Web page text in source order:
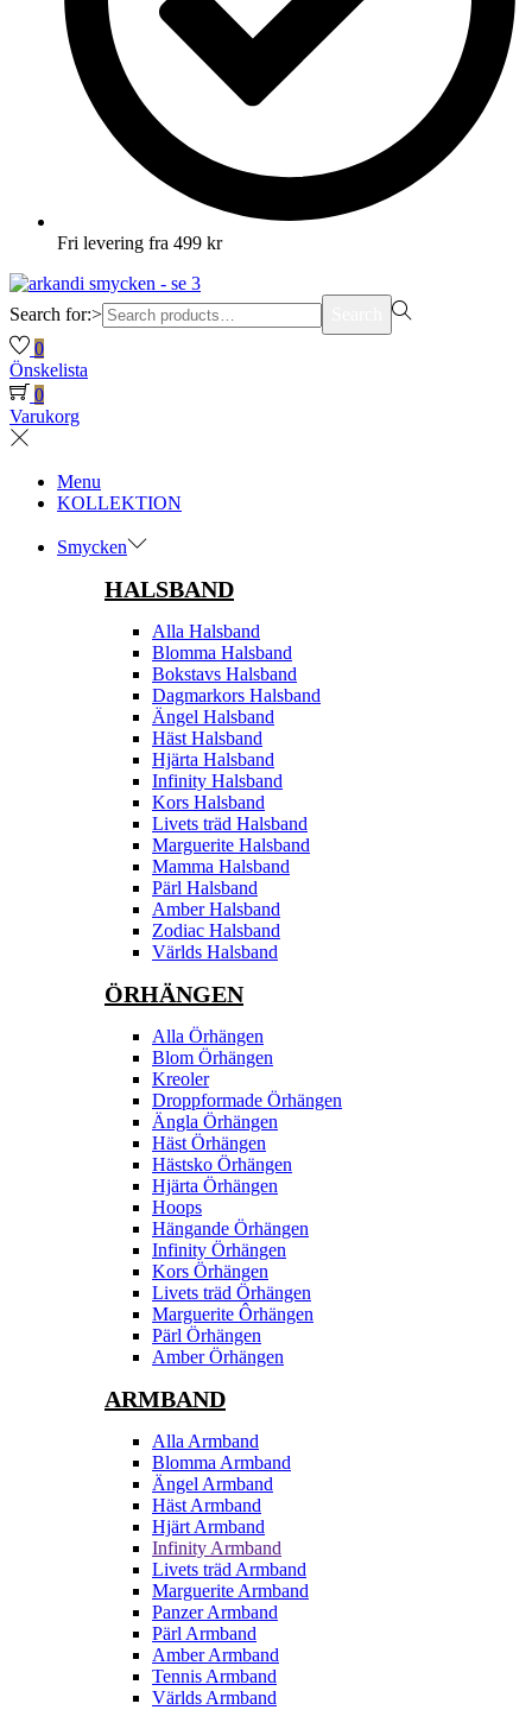
Fri levering fra 499 kr
Search for:>
0
Önskelista
0
Varukorg
Menu
KOLLEKTION
Smycken
HALSBAND
Alla Halsband
Blomma Halsband
Bokstavs Halsband
Dagmarkors Halsband
Ängel Halsband
Häst Halsband
Hjärta Halsband
Infinity Halsband
Kors Halsband
Livets träd Halsband
Marguerite Halsband
Mamma Halsband
Pärl Halsband
Amber Halsband
Zodiac Halsband
Världs Halsband
ÖRHÄNGEN
Alla Örhängen
Blom Örhängen
Kreoler
Droppformade Örhängen
Ängla Örhängen
Häst Örhängen
Hästsko Örhängen
Hjärta Örhängen
Hoops
Hängande Örhängen
Infinity Örhängen
Kors Örhängen
Livets träd Örhängen
Marguerite Ôrhängen
Pärl Örhängen
Amber Örhängen
ARMBAND
Alla Armband
Blomma Armband
Ängel Armband
Häst Armband
Hjärt Armband
Infinity Armband
Livets träd Armband
Marguerite Armband
Panzer Armband
Pärl Armband
Amber Armband
Tennis Armband
Världs Armband